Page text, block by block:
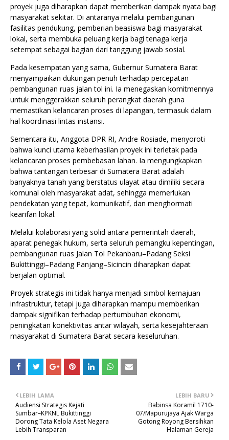
proyek juga diharapkan dapat memberikan dampak nyata bagi
masyarakat sekitar. Di antaranya melalui pembangunan
fasilitas pendukung, pemberian beasiswa bagi masyarakat
lokal, serta membuka peluang kerja bagi tenaga kerja
setempat sebagai bagian dari tanggung jawab sosial.
Pada kesempatan yang sama, Gubernur Sumatera Barat
menyampaikan dukungan penuh terhadap percepatan
pembangunan ruas jalan tol ini. Ia menegaskan komitmennya
untuk menggerakkan seluruh perangkat daerah guna
memastikan kelancaran proses di lapangan, termasuk dalam
hal koordinasi lintas instansi.
Sementara itu, Anggota DPR RI, Andre Rosiade, menyoroti
bahwa kunci utama keberhasilan proyek ini terletak pada
kelancaran proses pembebasan lahan. Ia mengungkapkan
bahwa tantangan terbesar di Sumatera Barat adalah
banyaknya tanah yang berstatus ulayat atau dimiliki secara
komunal oleh masyarakat adat, sehingga memerlukan
pendekatan yang tepat, komunikatif, dan menghormati
kearifan lokal.
Melalui kolaborasi yang solid antara pemerintah daerah,
aparat penegak hukum, serta seluruh pemangku kepentingan,
pembangunan ruas Jalan Tol Pekanbaru–Padang Seksi
Bukittinggi–Padang Panjang–Sicincin diharapkan dapat
berjalan optimal.
Proyek strategis ini tidak hanya menjadi simbol kemajuan
infrastruktur, tetapi juga diharapkan mampu memberikan
dampak signifikan terhadap pertumbuhan ekonomi,
peningkatan konektivitas antar wilayah, serta kesejahteraan
masyarakat di Sumatera Barat secara keseluruhan.
LEBIH BARU
Babinsa Koramil 1710-
07/Mapurujaya Ajak Warga
Gotong Royong Bersihkan
Halaman Gereja
LEBIH LAMA
Audiensi Strategis Kejati
Sumbar–KPKNL Bukittinggi
Dorong Tata Kelola Aset Negara
Lebih Transparan